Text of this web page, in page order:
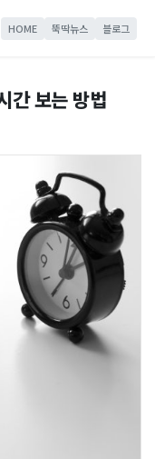
HOME 뚝딱뉴스 블로그
간 보는 방법